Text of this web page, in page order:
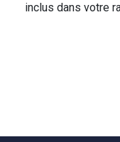
inclus dans votre